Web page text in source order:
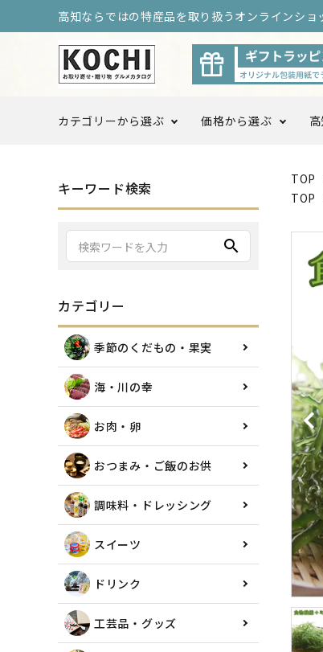
高知ならではの特産品を取り扱うオンラインショ
カテゴリーから選ぶ
季節のくだもの・果実
調味料・ドレッシング
高知をまるごと定期便
価格から選ぶ
〜3,999円
10,000円以上〜
TOP
TOP
キーワード検索
search
カテゴリー
季節のくだもの・果実
海・川の幸
お肉・卵
おつまみ・ご飯のお供
調味料・ドレッシング
スイーツ
ドリンク
工芸品・グッズ